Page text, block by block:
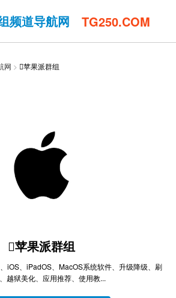
频道导航网 TG250.COM
网 苹果派群组
苹果派群组
iOS、iPadOS、MacOS系统软件、升级降级、刷
越狱美化、应用推荐、使用教...